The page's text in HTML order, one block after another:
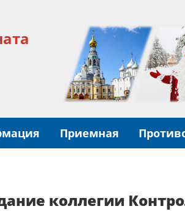
Приемная
коллегии